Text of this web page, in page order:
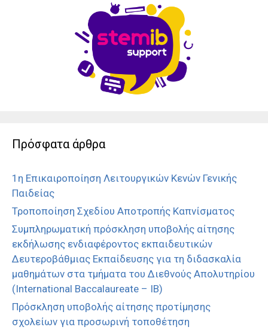
Πρόσφατα άρθρα
1η Επικαιροποίηση Λειτουργικών Κενών Γενικής
Παιδείας
Τροποποίηση Σχεδίου Αποτροπής Καπνίσματος
Συμπληρωματική πρόσκληση υποβολής αίτησης
εκδήλωσης ενδιαφέροντος εκπαιδευτικών
Δευτεροβάθμιας Εκπαίδευσης για τη διδασκαλία
μαθημάτων στα τμήματα του Διεθνούς Απολυτηρίου
(International Baccalaureate – IB)
Πρόσκληση υποβολής αίτησης προτίμησης
σχολείων για προσωρινή τοποθέτηση